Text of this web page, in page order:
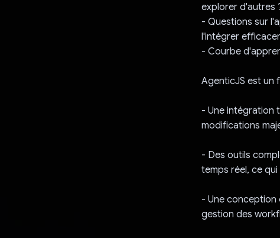
explorer d'autres
- Questions sur
l'intégrer
- Courbe
AgenticJS est un
- Une intégration
modifications
- Des outils
temps réel, ce
- Une conception
gestion des